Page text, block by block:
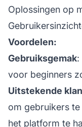
Oplossingen op
Voordelen:
Gebruiksgemak:
voor beginners
Uitstekende
om gebruikers
het platform te